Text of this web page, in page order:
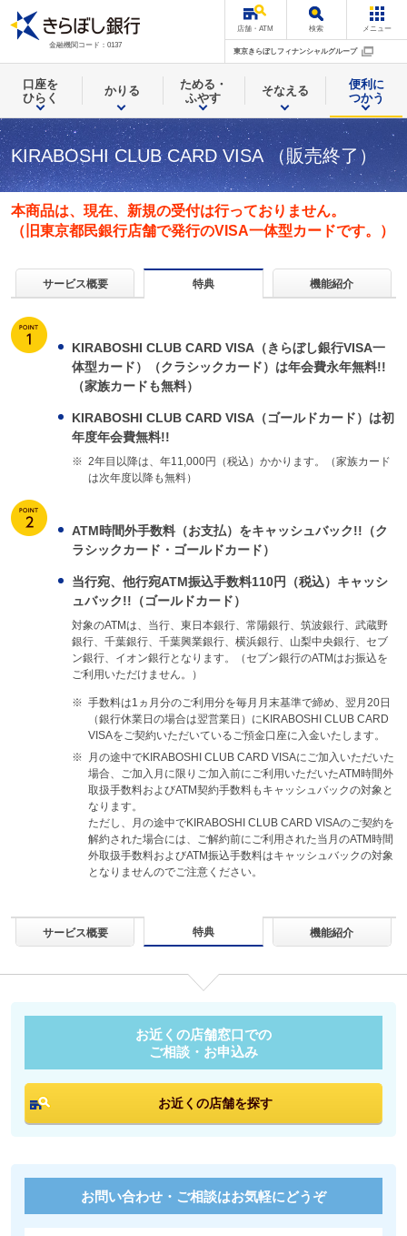
金融機関コード：0137
店舗・ATM 検索 メニュー
東京きらぼしフィナンシャルグループ
口座を
ひらく
かりる
ためる・
ふやす
そなえる
便利に
つかう
KIRABOSHI CLUB CARD VISA （販売終了）
本商品は、現在、新規の受付は行っておりません。
（旧東京都民銀行店舗で発行のVISA一体型カードです。）
サービス概要 特典 機能紹介
KIRABOSHI CLUB CARD VISA（きらぼし銀行VISA一
体型カード）（クラシックカード）は年会費永年無料!!
（家族カードも無料）
KIRABOSHI CLUB CARD VISA（ゴールドカード）は初
年度年会費無料!!
※ 2年目以降は、年11,000円（税込）かかります。（家族カード
は次年度以降も無料）
ATM時間外手数料（お支払）をキャッシュバック!!（ク
ラシックカード・ゴールドカード）
当行宛、他行宛ATM振込手数料110円（税込）キャッシ
ュバック!!（ゴールドカード）
対象のATMは、当行、東日本銀行、常陽銀行、筑波銀行、武蔵野
銀行、千葉銀行、千葉興業銀行、横浜銀行、山梨中央銀行、セブ
ン銀行、イオン銀行となります。（セブン銀行のATMはお振込を
ご利用いただけません。）
※ 手数料は1ヵ月分のご利用分を毎月月末基準で締め、翌月20日
（銀行休業日の場合は翌営業日）にKIRABOSHI CLUB CARD
VISAをご契約いただいているご預金口座に入金いたします。
※
月の途中でKIRABOSHI CLUB CARD VISAにご加入いただいた
場合、ご加入月に限りご加入前にご利用いただいたATM時間外
取扱手数料およびATM契約手数料もキャッシュバックの対象と
なります。
ただし、月の途中でKIRABOSHI CLUB CARD VISAのご契約を
解約された場合には、ご解約前にご利用された当月のATM時間
外取扱手数料およびATM振込手数料はキャッシュバックの対象
となりませんのでご注意ください。
サービス概要 特典 機能紹介
お近くの店舗窓口での
ご相談・お申込み
お近くの店舗を探す
お問い合わせ・ご相談はお気軽にどうぞ